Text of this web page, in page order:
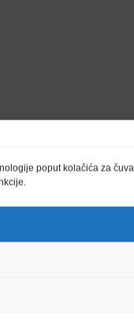
poput kolačića za